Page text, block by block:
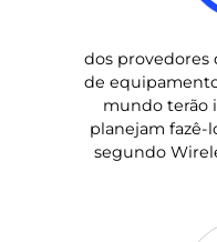
dos provedores
de
mundo terão
planejam fazê-
segundo